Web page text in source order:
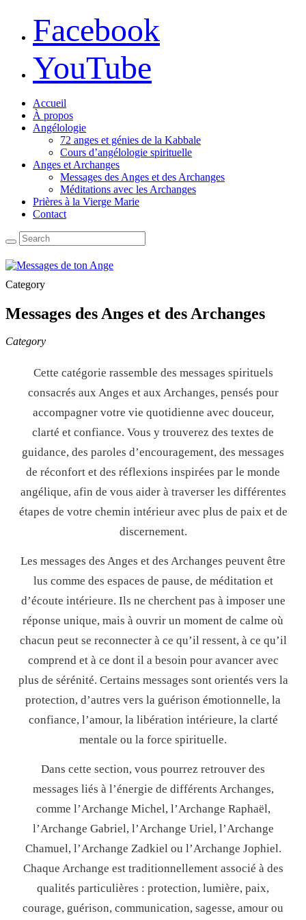
Facebook
YouTube
Accueil
À propos
Angélologie
72 anges et génies de la Kabbale
Cours d’angélologie spirituelle
Anges et Archanges
Messages des Anges et des Archanges
Méditations avec les Archanges
Prières à la Vierge Marie
Contact
Category
Messages des Anges et des Archanges
Category
Cette catégorie rassemble des messages spirituels
consacrés aux Anges et aux Archanges, pensés pour
accompagner votre vie quotidienne avec douceur,
clarté et confiance. Vous y trouverez des textes de
guidance, des paroles d’encouragement, des messages
de réconfort et des réflexions inspirées par le monde
angélique, afin de vous aider à traverser les différentes
étapes de votre chemin intérieur avec plus de paix et de
discernement.
Les messages des Anges et des Archanges peuvent être
lus comme des espaces de pause, de méditation et
d’écoute intérieure. Ils ne cherchent pas à imposer une
réponse unique, mais à ouvrir un moment de calme où
chacun peut se reconnecter à ce qu’il ressent, à ce qu’il
comprend et à ce dont il a besoin pour avancer avec
plus de sérénité. Certains messages sont orientés vers la
protection, d’autres vers la guérison émotionnelle, la
confiance, l’amour, la libération intérieure, la clarté
mentale ou la force spirituelle.
Dans cette section, vous pourrez retrouver des
messages liés à l’énergie de différents Archanges,
comme l’Archange Michel, l’Archange Raphaël,
l’Archange Gabriel, l’Archange Uriel, l’Archange
Chamuel, l’Archange Zadkiel ou l’Archange Jophiel.
Chaque Archange est traditionnellement associé à des
qualités particulières : protection, lumière, paix,
courage, guérison, communication, sagesse, amour ou